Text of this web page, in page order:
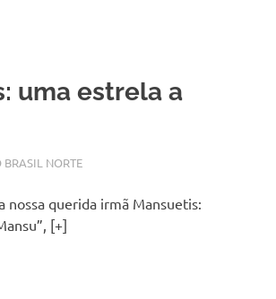
uma estrela a
BRASIL NORTE
querida irmã Mansuetis:
[+]